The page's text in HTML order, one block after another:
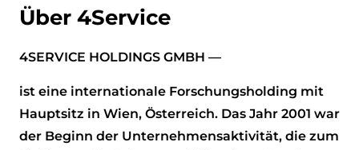
Über 4Service
4SERVICE HOLDINGS GMBH —
ist eine internationale Forschungsholding mit
Hauptsitz in Wien, Österreich. Das Jahr 2001 war
der Beginn der Unternehmensaktivität, die zum